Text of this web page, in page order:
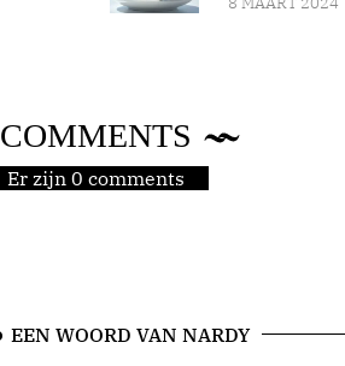
COMMENTS
Er zijn 0 comments
EEN WOORD VAN NARDY